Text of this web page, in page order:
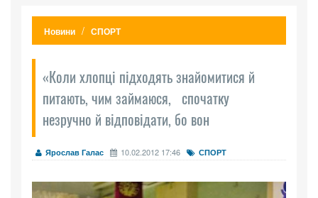
Новини СПОРТ
«Коли хлопці підходять знайомитися й
питають, чим займаюся, спочатку
незручно й відповідати, бо вон
Ярослав Галас 10.02.2012 17:46 СПОРТ